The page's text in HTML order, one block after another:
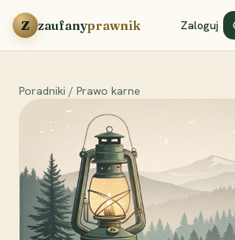
Przejdź do treści
Z zaufanyprawnik Zaloguj
Poradniki / Prawo karne